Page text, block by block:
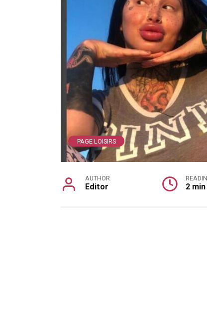
PAGE LOISIRS
AUTHOR
Editor 2 min